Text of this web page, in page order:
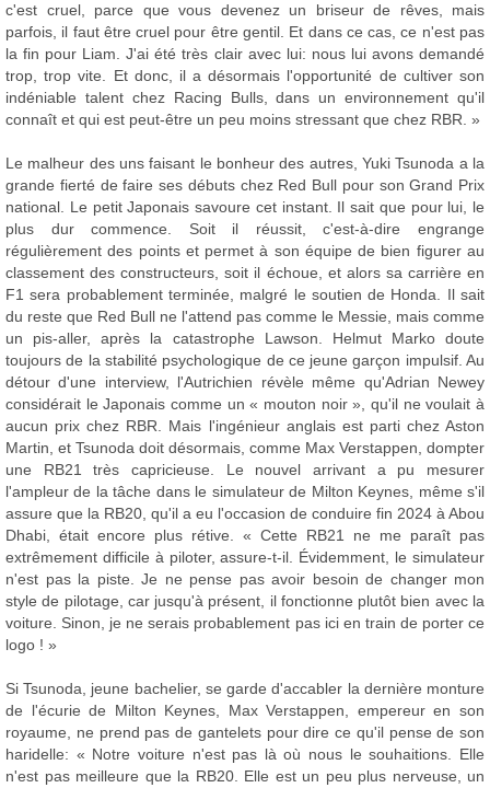
c'est cruel, parce que vous devenez un briseur de rêves, mais
parfois, il faut être cruel pour être gentil. Et dans ce cas, ce n'est pas
la fin pour Liam. J'ai été très clair avec lui: nous lui avons demandé
trop, trop vite. Et donc, il a désormais l'opportunité de cultiver son
indéniable talent chez Racing Bulls, dans un environnement qu'il
connaît et qui est peut-être un peu moins stressant que chez RBR. »
Le malheur des uns faisant le bonheur des autres, Yuki Tsunoda a la
grande fierté de faire ses débuts chez Red Bull pour son Grand Prix
national. Le petit Japonais savoure cet instant. Il sait que pour lui, le
plus dur commence. Soit il réussit, c'est-à-dire engrange
régulièrement des points et permet à son équipe de bien figurer au
classement des constructeurs, soit il échoue, et alors sa carrière en
F1 sera probablement terminée, malgré le soutien de Honda. Il sait
du reste que Red Bull ne l'attend pas comme le Messie, mais comme
un pis-aller, après la catastrophe Lawson. Helmut Marko doute
toujours de la stabilité psychologique de ce jeune garçon impulsif. Au
détour d'une interview, l'Autrichien révèle même qu'Adrian Newey
considérait le Japonais comme un « mouton noir », qu'il ne voulait à
aucun prix chez RBR. Mais l'ingénieur anglais est parti chez Aston
Martin, et Tsunoda doit désormais, comme Max Verstappen, dompter
une RB21 très capricieuse. Le nouvel arrivant a pu mesurer
l'ampleur de la tâche dans le simulateur de Milton Keynes, même s'il
assure que la RB20, qu'il a eu l'occasion de conduire fin 2024 à Abou
Dhabi, était encore plus rétive. « Cette RB21 ne me paraît pas
extrêmement difficile à piloter, assure-t-il. Évidemment, le simulateur
n'est pas la piste. Je ne pense pas avoir besoin de changer mon
style de pilotage, car jusqu'à présent, il fonctionne plutôt bien avec la
voiture. Sinon, je ne serais probablement pas ici en train de porter ce
logo ! »
Si Tsunoda, jeune bachelier, se garde d'accabler la dernière monture
de l'écurie de Milton Keynes, Max Verstappen, empereur en son
royaume, ne prend pas de gantelets pour dire ce qu'il pense de son
haridelle: « Notre voiture n'est pas là où nous le souhaitions. Elle
n'est pas meilleure que la RB20. Elle est un peu plus nerveuse, un